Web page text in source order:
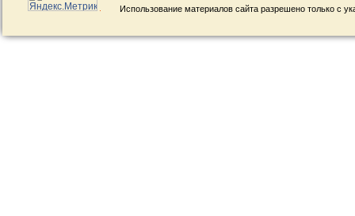
Использование материалов сайта разрешено только с